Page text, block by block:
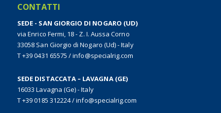
CONTATTI
SEDE - SAN GIORGIO DI NOGARO (UD)
via Enrico Fermi, 18 - Z. I. Aussa Corno
33058 San Giorgio di Nogaro (Ud) - Italy
T +39 0431 65575 /info@specialrig.com
SEDE DISTACCATA – LAVAGNA (GE)
16033 Lavagna (Ge) - Italy
T +39 0185 312224/info@specialrig.com